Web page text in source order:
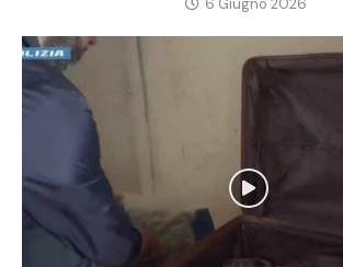
6 Giugno 2026